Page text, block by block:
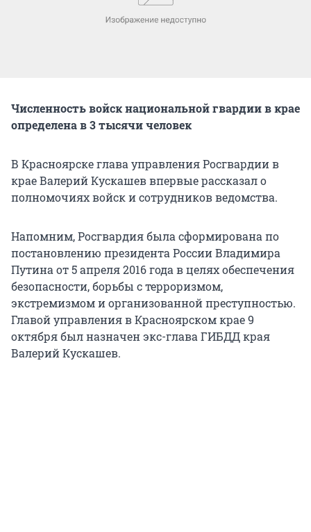
Численность войск национальной гвардии в крае
определена в 3 тысячи человек
В Красноярске глава управления Росгвардии в
крае Валерий Кускашев впервые рассказал о
полномочиях войск и сотрудников ведомства.
Напомним, Росгвардия была сформирована по
постановлению президента России Владимира
Путина от 5 апреля 2016 года в целях обеспечения
безопасности, борьбы с терроризмом,
экстремизмом и организованной преступностью.
Главой управления в Красноярском крае 9
октября был назначен экс-глава ГИБДД края
Валерий Кускашев.